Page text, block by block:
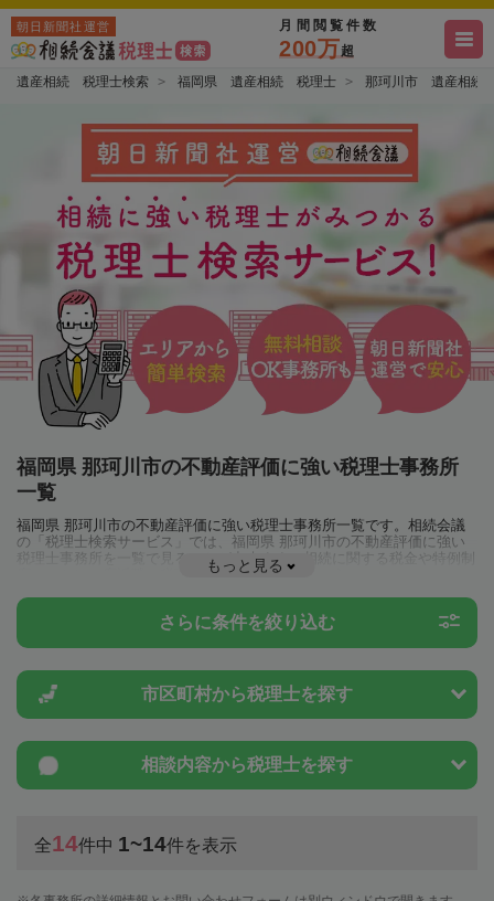
朝日新聞社運営 月間閲覧件数
200万超
遺産相続 税理士検索 福岡県 遺産相続 税理士 那珂川市 遺産相続
福岡県 那珂川市の不動産評価に強い税理士事務所
一覧
福岡県 那珂川市の不動産評価に強い税理士事務所一覧です。相続会議
の「税理士検索サービス」では、福岡県 那珂川市の不動産評価に強い
税理士事務所を一覧で見ることが出来ます。相続に関する税金や特例制
度のことは一度近隣の税理士に相談してみましょう。
もっと見る
さらに条件を絞り込む
市区町村から税理士を探す
相談内容から税理士を探す
全14件中 1~14件を表示